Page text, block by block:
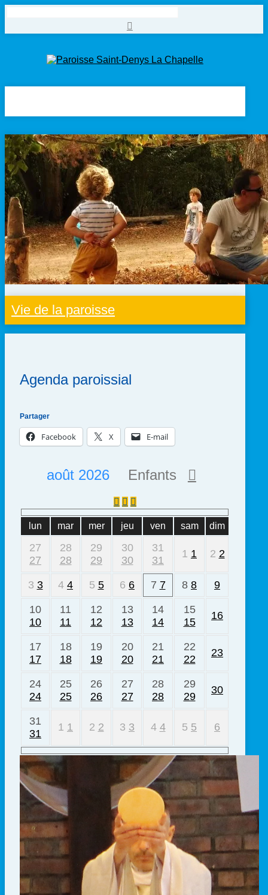
Vie de la paroisse
Agenda paroissial
Partager
Facebook X E-mail
août 2026 Enfants
lun mar mer jeu ven sam dim
27
27
28
28
29
29
30
30
31
31
1 1 2 2
3 3 4 4 5 5 6 6 7 7 8 8 9
10
10
11
11
12
12
13
13
14
14
15
15
16
17
17
18
18
19
19
20
20
21
21
22
22
23
24
24
25
25
26
26
27
27
28
28
29
29
30
31
31
1 1 2 2 3 3 4 4 5 5 6